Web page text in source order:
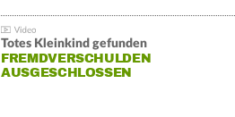
Totes Kleinkind gefunden
FREMDVERSCHULDEN
AUSGESCHLOSSEN